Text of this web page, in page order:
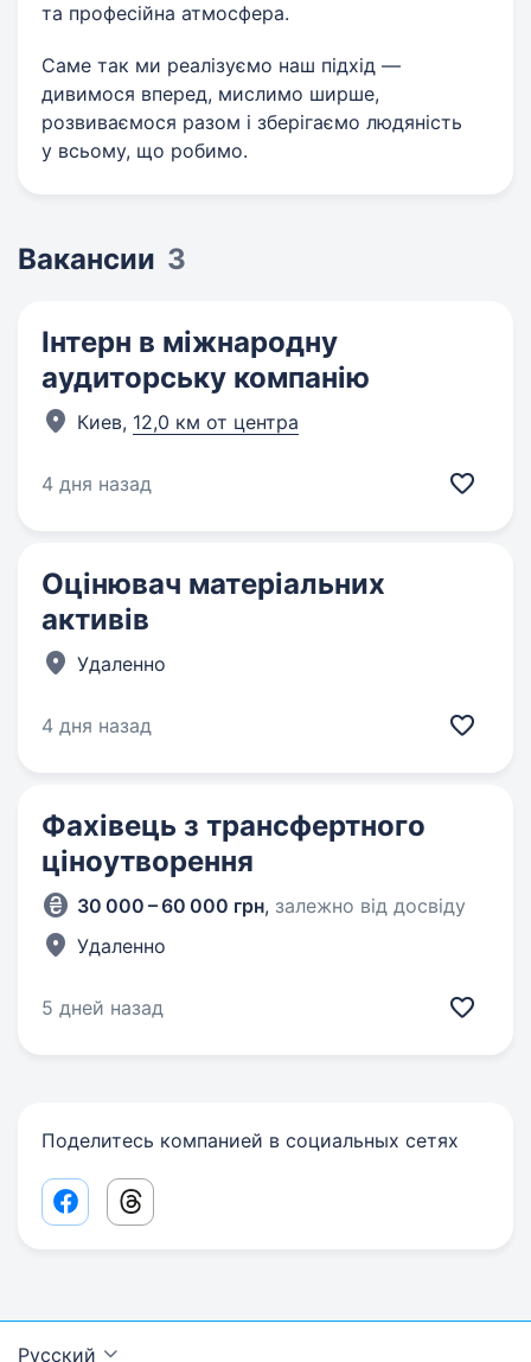
та професійна атмосфера.
Саме так ми реалізуємо наш підхід —
дивимося вперед, мислимо ширше,
розвиваємося разом і зберігаємо людяність
у всьому, що робимо.
Вакансии 3
Інтерн в міжнародну
аудиторську компанію
Киев, 12,0 км от центра
4 дня назад
Оцінювач матеріальних
активів
Удаленно
4 дня назад
Фахівець з трансфертного
ціноутворення
30 000 – 60 000 грн, залежно від досвіду
Удаленно
5 дней назад
Поделитесь компанией в социальных сетях
Facebook share link
Threads share link
Русский